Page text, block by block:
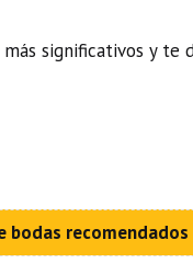
significativos y te
bodas recomendados